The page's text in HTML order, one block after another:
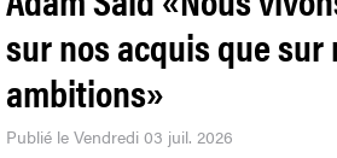
sur nos acquis que sur
ambitions»
Publié le Vendredi 03 juil. 2026